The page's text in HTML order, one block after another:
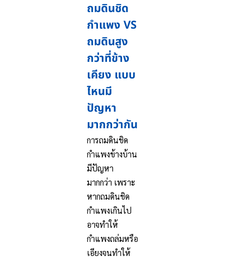
ถมดินชิด
กำแพง VS
ถมดินสูง
กว่าที่ข้าง
เคียง แบบ
ไหนมี
ปัญหา
มากกว่ากัน
การถมดินชิด
กำแพงข้างบ้าน
มีปัญหา
มากกว่า เพราะ
หากถมดินชิด
กำแพงเกินไป
อาจทำให้
กำแพงถล่มหรือ
เอียงจนทำให้